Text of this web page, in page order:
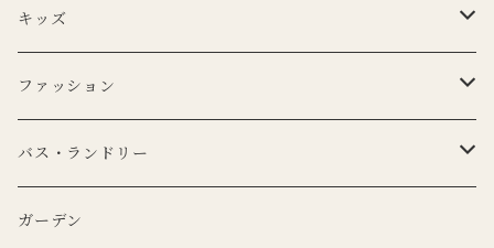
BERTOZZI
Lino e Lina
BERTOZZI
CARRON
3RD CERAMICS
ボウル
CARRON
KANEKO KOHYO POTTERY
マグカップ
CARRON
3RD CERAMICS
グラス
KIMOTO GLASS TOKYO
カトラリー
ポータブルランプ
マイクロシリーズ
クラシックシリーズ
LEDキャンドル
LEDキャンドル
Uyuni Lithing
キャンドルホルダー
LSA
アニマルフック
キッズ
ぬいぐるみ
ピロー
ファッション
トートバッグ
CARRON
サスペンダー
バス・ランドリー
タオル
ガーデン